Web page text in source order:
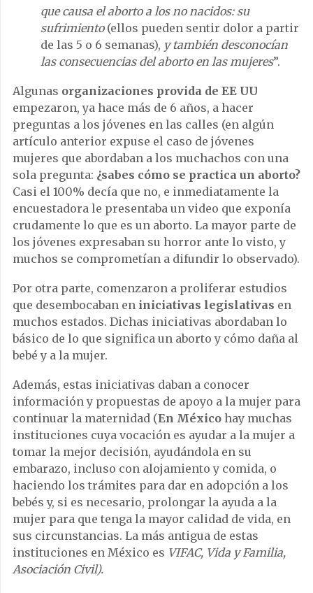
que causa el aborto a los no nacidos: su
sufrimiento (ellos pueden sentir dolor a partir
de las 5 o 6 semanas), y también desconocían
las consecuencias del aborto en las mujeres”.
Algunas organizaciones provida de EE UU
empezaron, ya hace más de 6 años, a hacer
preguntas a los jóvenes en las calles (en algún
artículo anterior expuse el caso de jóvenes
mujeres que abordaban a los muchachos con una
sola pregunta: ¿sabes cómo se practica un aborto?
Casi el 100% decía que no, e inmediatamente la
encuestadora le presentaba un video que exponía
crudamente lo que es un aborto. La mayor parte de
los jóvenes expresaban su horror ante lo visto, y
muchos se comprometían a difundir lo observado).
Por otra parte, comenzaron a proliferar estudios
que desembocaban en iniciativas legislativas en
muchos estados. Dichas iniciativas abordaban lo
básico de lo que significa un aborto y cómo daña al
bebé y a la mujer.
Además, estas iniciativas daban a conocer
información y propuestas de apoyo a la mujer para
continuar la maternidad (En México hay muchas
instituciones cuya vocación es ayudar a la mujer a
tomar la mejor decisión, ayudándola en su
embarazo, incluso con alojamiento y comida, o
haciendo los trámites para dar en adopción a los
bebés y, si es necesario, prolongar la ayuda a la
mujer para que tenga la mayor calidad de vida, en
sus circunstancias. La más antigua de estas
instituciones en México es VIFAC, Vida y Familia,
Asociación Civil).